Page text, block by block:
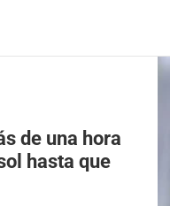
de una hora
hasta que